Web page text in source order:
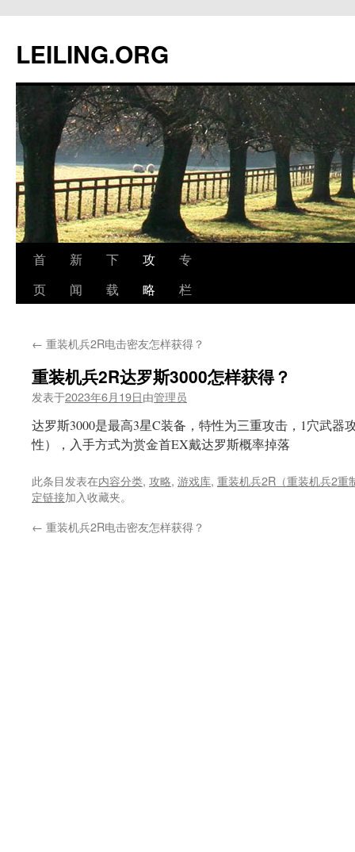
文
LEILING.ORG
首
页
新
闻
下
载
攻
略
专
栏
← 重装机兵2R电击密友怎样获得？
重装机兵2R达罗斯3000怎样获得？
发表于2023年6月19日由管理员
达罗斯3000是最高3星C装备，特性为三重攻击，1穴武器
性），入手方式为赏金首EX戴达罗斯概率掉落
此条目发表在内容分类, 攻略, 游戏库, 重装机兵2R（重装机兵2重
定链接加入收藏夹。
← 重装机兵2R电击密友怎样获得？